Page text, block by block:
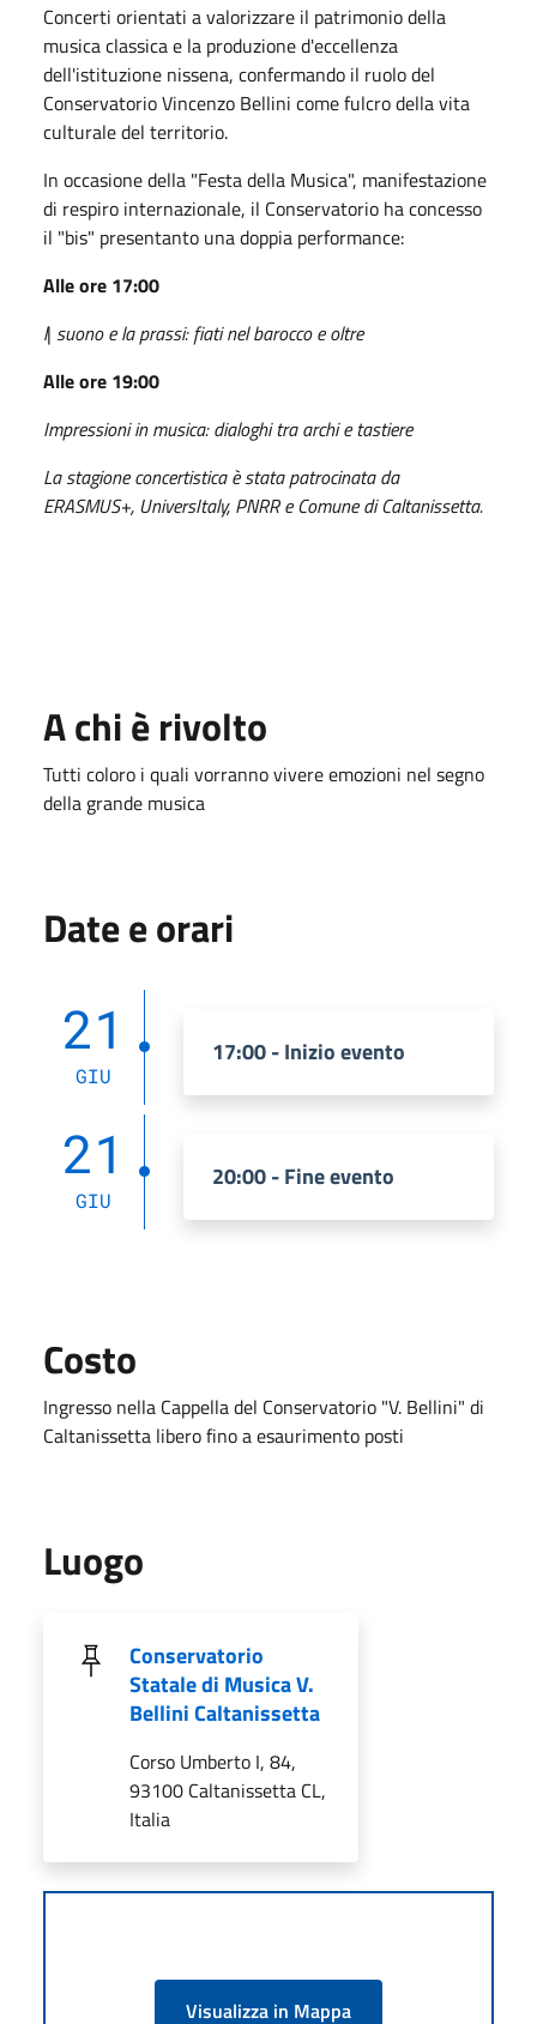
Concerti orientati a valorizzare il patrimonio della
musica classica e la produzione d'eccellenza
dell'istituzione nissena, confermando il ruolo del
Conservatorio Vincenzo Bellini come fulcro della vita
culturale del territorio.
In occasione della "Festa della Musica", manifestazione
di respiro internazionale, il Conservatorio ha concesso
il "bis" presentanto una doppia performance:
Alle ore 17:00
l| suono e la prassi: fiati nel barocco e oltre
Alle ore 19:00
Impressioni in musica: dialoghi tra archi e tastiere
La stagione concertistica è stata patrocinata da
ERASMUS+, UniversItaly, PNRR e Comune di Caltanissetta.
A chi è rivolto
Tutti coloro i quali vorranno vivere emozioni nel segno
della grande musica
Date e orari
21
GIU
17:00 - Inizio evento
21
GIU
20:00 - Fine evento
Costo
Ingresso nella Cappella del Conservatorio "V. Bellini" di
Caltanissetta libero fino a esaurimento posti
Luogo
Conservatorio
Statale di Musica V.
Bellini Caltanissetta
Corso Umberto I, 84,
93100 Caltanissetta CL,
Italia
Visualizza in Mappa